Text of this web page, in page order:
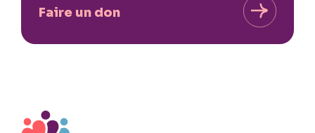
Faire un don